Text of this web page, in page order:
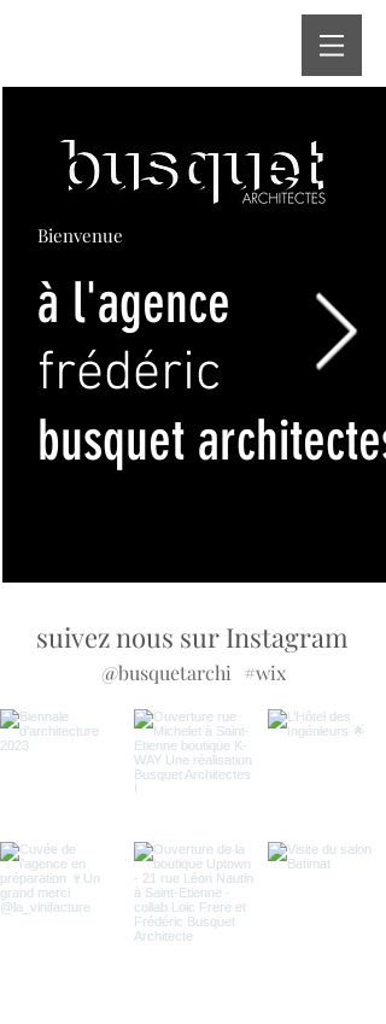
Bienvenue
à l'agence
frédéric
busquet architectes
suivez nous sur Instagram
#wix
@busquetarchi